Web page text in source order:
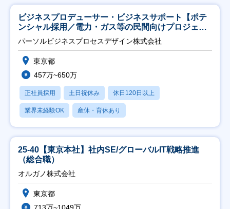
ビジネスプロデューサー・ビジネスサポート【ポテ
ンシャル採用／電力・ガス等の民間向けプロジェク
ト推進】
パーソルビジネスプロセスデザイン株式会社
東京都
457万~650万
正社員採用 土日祝休み 休日120日以上
業界未経験OK 産休・育休あり
25-40【東京本社】社内SE/グローバルIT戦略推進
（総合職）
オルガノ株式会社
東京都